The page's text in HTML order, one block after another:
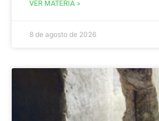
VER MATÉRIA »
8 de agosto de 2026